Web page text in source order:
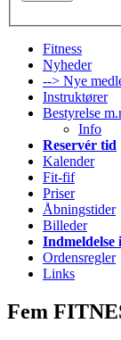
Fitness
Nyheder
--> Nye
Instruktører
Bestyrelse
Info
Reservér tid
Kalender
Fit-fif
Priser
Åbningstider
Billeder
Indmeldelse
Ordensregler
Links
Fem